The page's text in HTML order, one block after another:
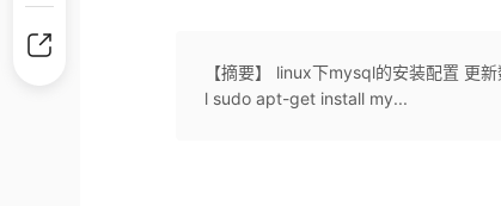
【摘要】 linux下mysql的安装配置
l sudo apt-get install my...